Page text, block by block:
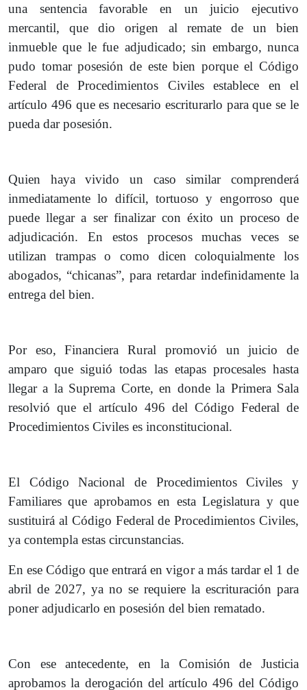
una sentencia favorable en un juicio ejecutivo
mercantil, que dio origen al remate de un bien
inmueble que le fue adjudicado; sin embargo, nunca
pudo tomar posesión de este bien porque el Código
Federal de Procedimientos Civiles establece en el
artículo 496 que es necesario escriturarlo para que se le
pueda dar posesión.
Quien haya vivido un caso similar comprenderá
inmediatamente lo difícil, tortuoso y engorroso que
puede llegar a ser finalizar con éxito un proceso de
adjudicación. En estos procesos muchas veces se
utilizan trampas o como dicen coloquialmente los
abogados, “chicanas”, para retardar indefinidamente la
entrega del bien.
Por eso, Financiera Rural promovió un juicio de
amparo que siguió todas las etapas procesales hasta
llegar a la Suprema Corte, en donde la Primera Sala
resolvió que el artículo 496 del Código Federal de
Procedimientos Civiles es inconstitucional.
El Código Nacional de Procedimientos Civiles y
Familiares que aprobamos en esta Legislatura y que
sustituirá al Código Federal de Procedimientos Civiles,
ya contempla estas circunstancias.
En ese Código que entrará en vigor a más tardar el 1 de
abril de 2027, ya no se requiere la escrituración para
poner adjudicarlo en posesión del bien rematado.
Con ese antecedente, en la Comisión de Justicia
aprobamos la derogación del artículo 496 del Código